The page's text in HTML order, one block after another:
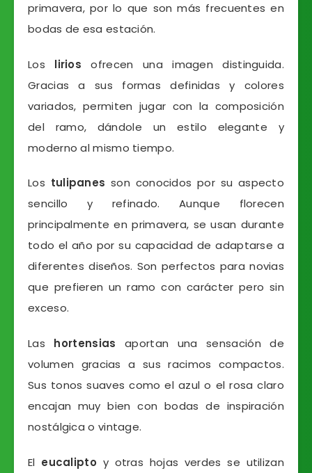
primavera, por lo que son más frecuentes en
bodas de esa estación.
Los lirios ofrecen una imagen distinguida.
Gracias a sus formas definidas y colores
variados, permiten jugar con la composición
del ramo, dándole un estilo elegante y
moderno al mismo tiempo.
Los tulipanes son conocidos por su aspecto
sencillo y refinado. Aunque florecen
principalmente en primavera, se usan durante
todo el año por su capacidad de adaptarse a
diferentes diseños. Son perfectos para novias
que prefieren un ramo con carácter pero sin
exceso.
Las hortensias aportan una sensación de
volumen gracias a sus racimos compactos.
Sus tonos suaves como el azul o el rosa claro
encajan muy bien con bodas de inspiración
nostálgica o vintage.
El eucaliptoy otras hojas verdes se utilizan